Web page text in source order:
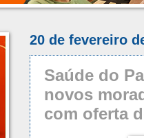
20 de fevereiro
Saúde do
novos
com oferta